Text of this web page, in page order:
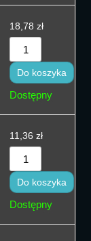
18,78 zł
Do koszyka
Dostępny
11,36 zł
Do koszyka
Dostępny